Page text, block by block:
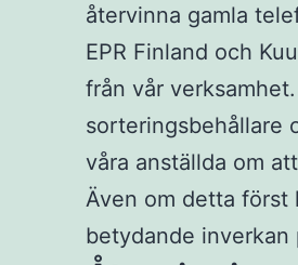
återvinna gamla
EPR Finland och
från vår
sorteringsbehållare
våra anställda om
Även om detta först
betydande inverkan